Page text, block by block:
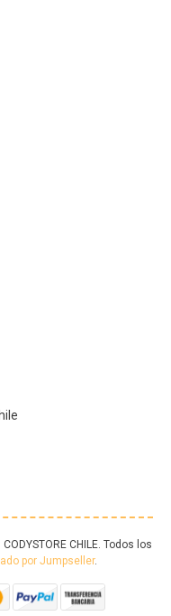
CHILE. Todos los
por Jumpseller.